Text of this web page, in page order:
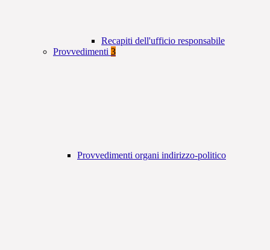
Recapiti dell'ufficio responsabile
Provvedimenti 3
Provvedimenti organi indirizzo-politico